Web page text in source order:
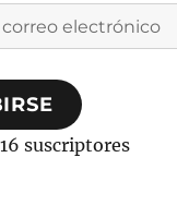
suscriptores